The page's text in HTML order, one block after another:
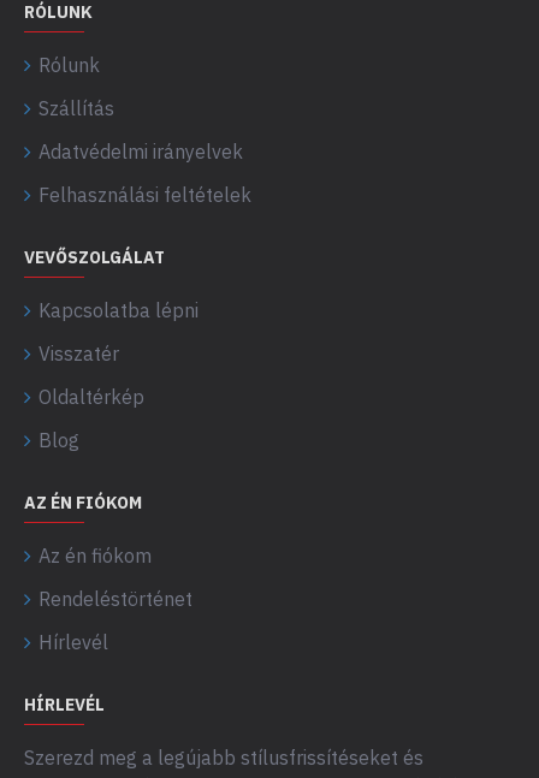
RÓLUNK
Rólunk
Szállítás
Adatvédelmi irányelvek
Felhasználási feltételek
VEVŐSZOLGÁLAT
Kapcsolatba lépni
Visszatér
Oldaltérkép
Blog
AZ ÉN FIÓKOM
Az én fiókom
Rendeléstörténet
Hírlevél
HÍRLEVÉL
Szerezd meg a legújabb stílusfrissítéseket és